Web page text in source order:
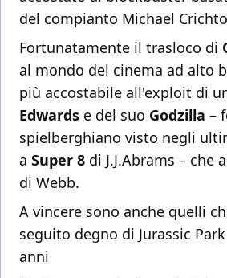
del compianto Michael
Fortunatamente il trasloco di
al mondo del cinema ad alto
più accostabile all'exploit di
Edwards e del suo Godzilla –
spielberghiano visto negli
a Super 8 di J.J.Abrams – che
di Webb.
A vincere sono anche quelli
seguito degno di Jurassic
anni